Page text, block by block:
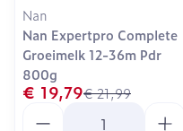
Nan
Nan Expertpro Complete
Groeimelk 12-36m Pdr
800g
€ 21,99
€ 19,79